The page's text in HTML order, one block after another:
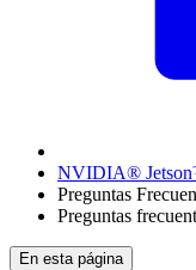
NVIDIA®
Preguntas
Preguntas
En esta página